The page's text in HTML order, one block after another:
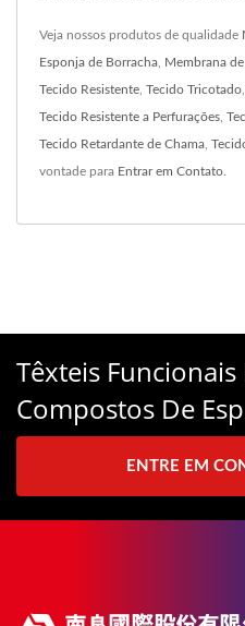
Veja nossos produtos de qualidade
Esponja de Borracha Membrana
Tecido Resistente Tecido Tricotado
Tecido Resistente a Perfurações
Tecido Retardante de Chama
vontade para Entrar em Contato
Têxteis
Compostos De
ENTRE EM